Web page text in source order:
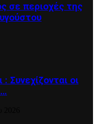
σε περιοχές της
Συνεχίζονται οι